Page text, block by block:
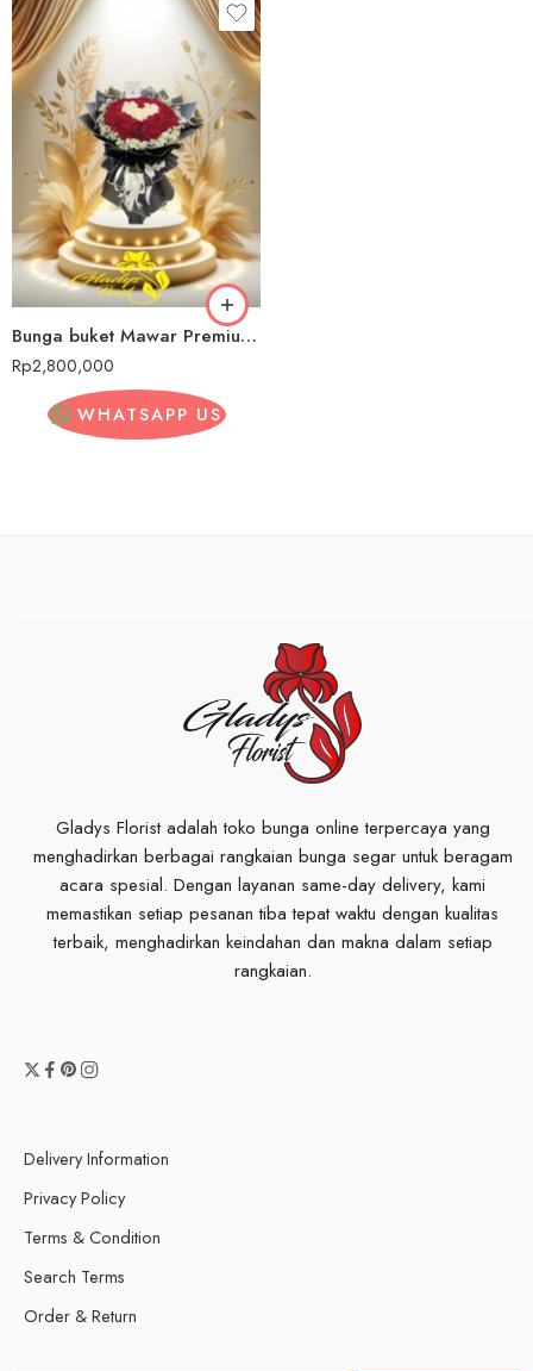
Bunga buket Mawar Premium Seluma
Rp2,800,000
WHATSAPP US
Gladys Florist adalah toko bunga online terpercaya yang
menghadirkan berbagai rangkaian bunga segar untuk beragam
acara spesial. Dengan layanan same-day delivery, kami
memastikan setiap pesanan tiba tepat waktu dengan kualitas
terbaik, menghadirkan keindahan dan makna dalam setiap
rangkaian.
Delivery Information
Privacy Policy
Terms & Condition
Search Terms
Order & Return